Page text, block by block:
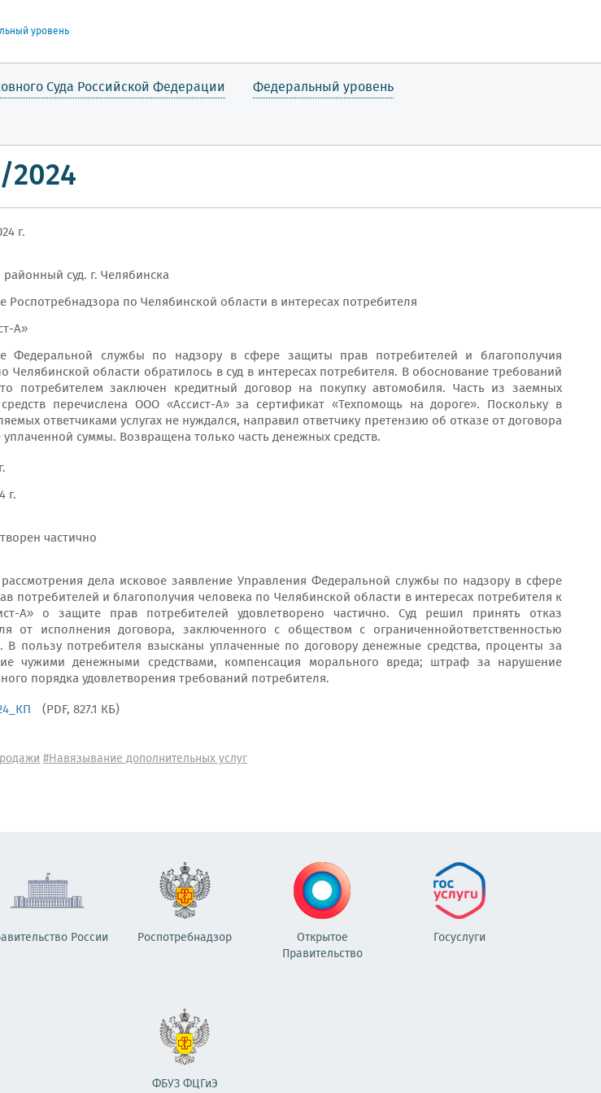
уровень
Суда Российской Федерации
Федеральный уровень
г.
суд. г. Челябинска
Роспотребнадзора по Челябинской области в интересах потребителя
А»
Федеральной службы по надзору в сфере защиты прав потребителей и благополучия
Челябинской области обратилось в суд в интересах потребителя. В обоснование требований
потребителем заключен кредитный договор на покупку автомобиля. Часть из заемных
перечислена ООО «Ассист-А» за сертификат «Техпомощь на дороге». Поскольку в
ответчиками услугах не нуждался, направил ответчику претензию об отказе от договора
уплаченной суммы. Возвращена только часть денежных средств.
г.
частично
дела исковое заявление Управления Федеральной службы по надзору в сфере
потребителей и благополучия человека по Челябинской области в интересах потребителя к
А» о защите прав потребителей удовлетворено частично. Суд решил принять отказ
от исполнения договора, заключенного с обществом с ограниченнойответственностью
В пользу потребителя взысканы уплаченные по договору денежные средства, проценты за
чужими денежными средствами, компенсация морального вреда; штраф за нарушение
порядка удовлетворения требований потребителя.
(PDF, 827.1 КБ)
#Навязывание дополнительных услуг
России Роспотребнадзор
Открытое
Правительство
Госуслуги
ФБУЗ ФЦГиЭ